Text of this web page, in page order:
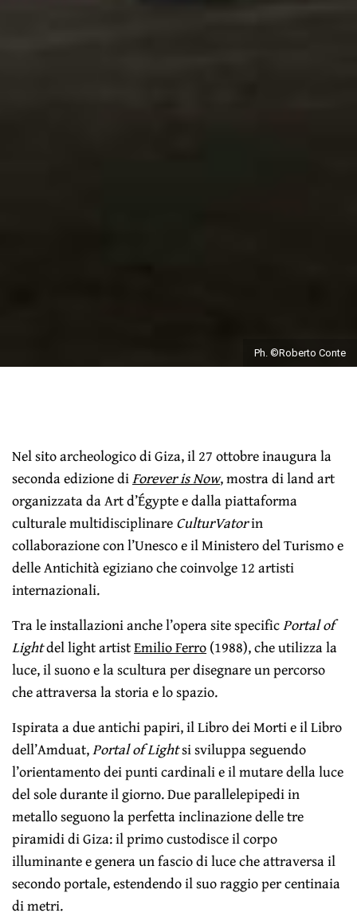
Ph. ©Roberto Conte
Nel sito archeologico di Giza, il 27 ottobre inaugura la
seconda edizione diForever is Now, mostra di land art
organizzata da Art d’Égypte e dalla piattaforma
culturale multidisciplinareCulturVatorin
collaborazione con l’Unesco e il Ministero del Turismo e
delle Antichità egiziano che coinvolge 12 artisti
internazionali.
Tra le installazioni anche l’opera site specificPortal of
Lightdel light artistEmilio Ferro(1988), che utilizza la
luce, il suono e la scultura per disegnare un percorso
che attraversa la storia e lo spazio.
Ispirata a due antichi papiri, il Libro dei Morti e il Libro
dell’Amduat,Portal of Lightsi sviluppa seguendo
l’orientamento dei punti cardinali e il mutare della luce
del sole durante il giorno. Due parallelepipedi in
metallo seguono la perfetta inclinazione delle tre
piramidi di Giza: il primo custodisce il corpo
illuminante e genera un fascio di luce che attraversa il
secondo portale, estendendo il suo raggio per centinaia
di metri.